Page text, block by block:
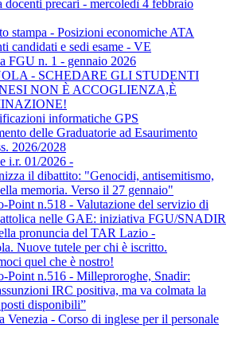
docenti precari - mercoledì 4 febbraio
stampa - Posizioni economiche ATA
candidati e sedi esame - VE
FGU n. 1 - gennaio 2026
- SCHEDARE GLI STUDENTI
NON È ACCOGLIENZA,È
informatiche GPS
delle Graduatorie ad Esaurimento
2026/2028
i.r. 01/2026 -
il dibattito: "Genocidi, antisemitismo,
memoria. Verso il 27 gennaio"
Point n.518 - Valutazione del servizio di
nelle GAE: iniziativa FGU/SNADIR
pronuncia del TAR Lazio -
Nuove tutele per chi è iscritto.
quel che è nostro!
Point n.516 - Milleproroghe, Snadir:
IRC positiva, ma va colmata la
disponibili”
Venezia - Corso di inglese per il personale